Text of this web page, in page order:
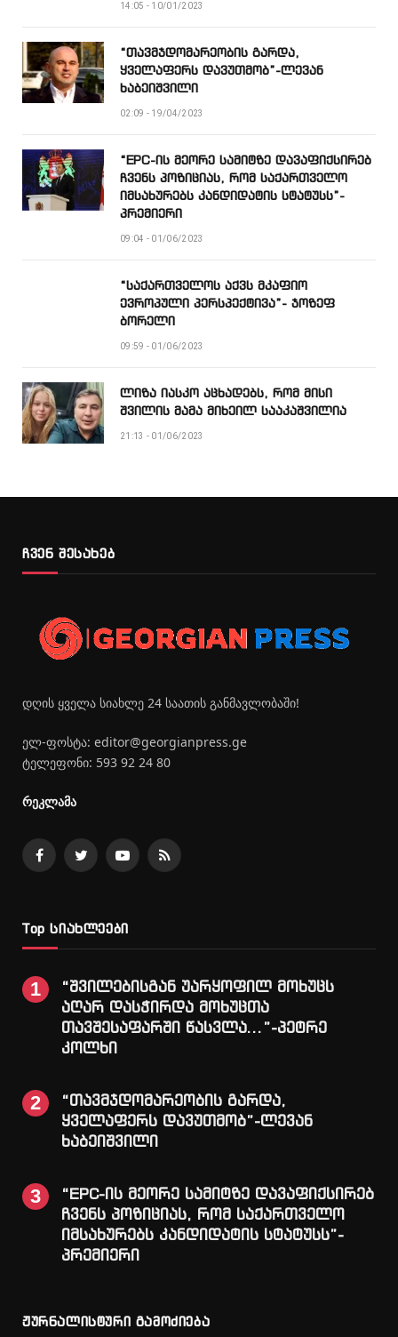
14:05 - 10/01/2023
“თავმჯდომარეობის გარდა,
ყველაფერს დავუთმობ”-ლევან
ხაბეიშვილი
02:09 - 19/04/2023
“EPC-ის მეორე სამიტზე დავაფიქსირებ
ჩვენს პოზიციას, რომ საქართველო
იმსახურებს კანდიდატის სტატუსს”-
პრემიერი
09:04 - 01/06/2023
“საქართველოს აქვს მკაფიო
ევროპული პერსპექტივა”- ჯოზეფ
ბორელი
09:59 - 01/06/2023
ლიზა იასკო აცხადებს, რომ მისი
შვილის მამა მიხეილ სააკაშვილია
21:13 - 01/06/2023
ჩვენ შესახებ
დღის ყველა სიახლე 24 საათის განმავლობაში!
ელ-ფოსტა: editor@georgianpress.ge
ტელეფონი: 593 92 24 80
რეკლამა
FacebookTwitterYouTubeRSS
Top სიახლეები
“შვილებისგან უარყოფილ მოხუცს
აღარ დასჭირდა მოხუცთა
თავშესაფარში წასვლა…”-პეტრე
კოლხი
“თავმჯდომარეობის გარდა,
ყველაფერს დავუთმობ”-ლევან
ხაბეიშვილი
“EPC-ის მეორე სამიტზე დავაფიქსირებ
ჩვენს პოზიციას, რომ საქართველო
იმსახურებს კანდიდატის სტატუსს”-
პრემიერი
ჟურნალისტური გამოძიება